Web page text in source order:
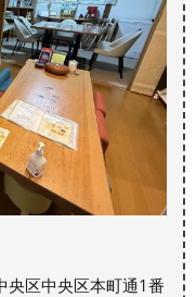
区中央区本町通1番